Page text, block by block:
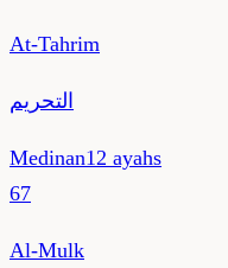
At-Tahrim
التحريم
Medinan12 ayahs
67
Al-Mulk